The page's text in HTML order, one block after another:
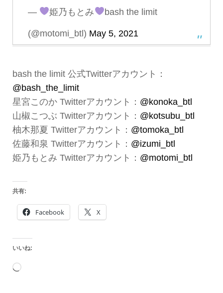
— 姫乃もとみ bash the limit
(@motomi_btl) May 5, 2021
bash the limit 公式Twitterアカウント：
@bash_the_limit
星宮このか Twitterアカウント： @konoka_btl
山椒こつぶ Twitterアカウント： @kotsubu_btl
柚木那夏 Twitterアカウント： @tomoka_btl
佐藤和泉 Twitterアカウント： @izumi_btl
姫乃もとみ Twitterアカウント： @motomi_btl
共有:
Facebook X
いいね:
読